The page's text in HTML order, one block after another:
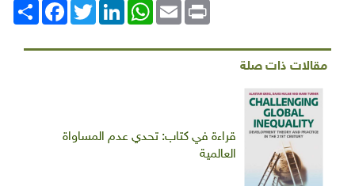
انشر
FacebookTwitterLinkedIn
WhatsAppEmail Print
مقالات ذات صلة
قراءة في كتاب: تحدي عدم المساواة
العالمية